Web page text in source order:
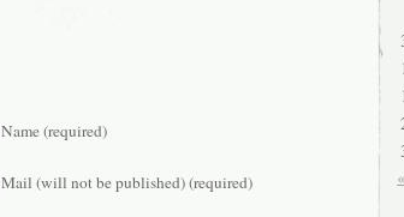
Name (required)
Mail (will not be published) (required)